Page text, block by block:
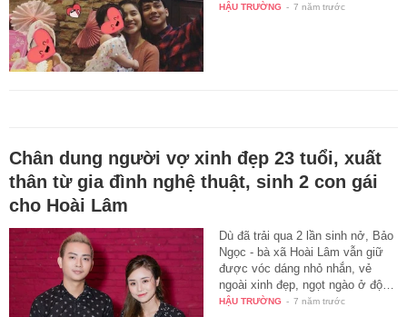
HẬU TRƯỜNG - 7 năm trước
Chân dung người vợ xinh đẹp 23 tuổi, xuất
thân từ gia đình nghệ thuật, sinh 2 con gái
cho Hoài Lâm
Dù đã trải qua 2 lần sinh nở, Bảo
Ngọc - bà xã Hoài Lâm vẫn giữ
được vóc dáng nhỏ nhắn, vẻ
ngoài xinh đẹp, ngọt ngào ở độ…
HẬU TRƯỜNG - 7 năm trước